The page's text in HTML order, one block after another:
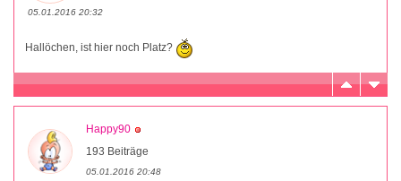
05.01.2016 20:32
Hallöchen, ist hier noch Platz?
Happy90
193 Beiträge
05.01.2016 20:48